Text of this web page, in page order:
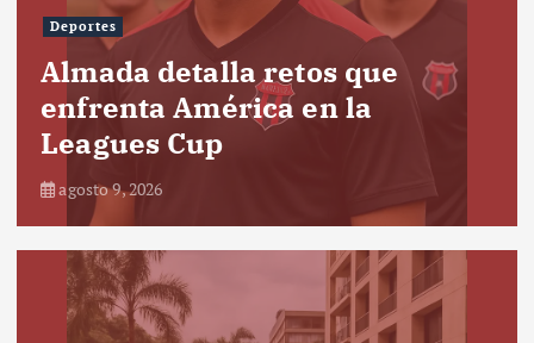
Deportes
Almada detalla retos que
enfrenta América en la
Leagues Cup
agosto 9, 2026